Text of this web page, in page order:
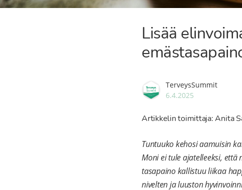
Lisää
TerveysSummit
6.4.2025
Artikkelin toimittaja: Anita
Tuntuuko kehosi aamuisin
Moni ei tule ajatelleeksi,
tasapaino kallistuu liikaa
nivelten ja luuston